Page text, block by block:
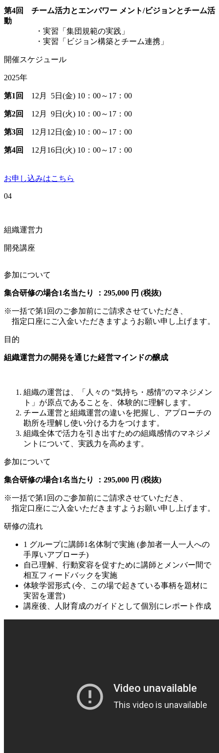
第4回 チーム活力とエンパワー メント/ビジョンとチーム活
動
・実習「集団規範の実践」
・実習「ビジョン構築とチーム連携」
開催スケジュール
2025年
第1回 12月 5日(金) 10：00～17：00
第2回 12月 9日(火) 10：00～17：00
第3回 12月12日(金) 10：00～17：00
第4回 12月16日(火) 10：00～17：00
お申し込みはこちら
04
組織運営力
開発講座
参加について
集合研修の場合1名当たり ：295,000 円 (税抜)
※一括で第1回のご参加前にご請求させていただき、
指定口座にご入金いただきますようお願い申し上げます。
目的
組織運営力の開発を通じた経営マインドの醸成
組織の運営は、「人々の “気持ち・感情”のマネジメン
ト」が原点であることを、体験的に理解します。
チーム運営と組織運営の違いを把握し、アプローチの
勘所を理解し使い分ける力をつけます。
組織全体で活力を引き出すための組織感情のマネジメ
ントについて、実践力を高めます。
参加について
集合研修の場合1名当たり ：295,000 円 (税抜)
※一括で第1回のご参加前にご請求させていただき、
指定口座にご入金いただきますようお願い申し上げます。
研修の流れ
1 グループに講師1名体制で実施 (参加者一人一人への
手厚いアプローチ)
自己理解、行動変容を促すために講師とメンバー間で
相互フィードバックを実施
体験学習形式 (今、この場で起きている事柄を題材に
実習を運営)
講座後、人財育成のガイドとして個別にレポート作成